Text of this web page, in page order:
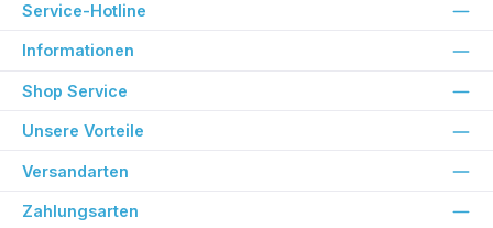
Service-Hotline
Informationen
Shop Service
Unsere Vorteile
Versandarten
Zahlungsarten